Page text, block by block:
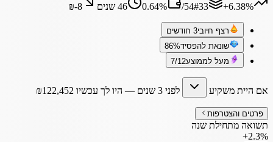
‎+6.38%
#33
/54
0.64% 46 שנים ₪‎-8
רצף חיובי3 חודשים
שונאת להפסיד86%
מעל לממוצע7/12
אם היית משקיע לפני 3 שנים — היו לך עכשיו ₪122,452
פרטים והצטרפות
תשואה מתחילת שנה
+2.3%